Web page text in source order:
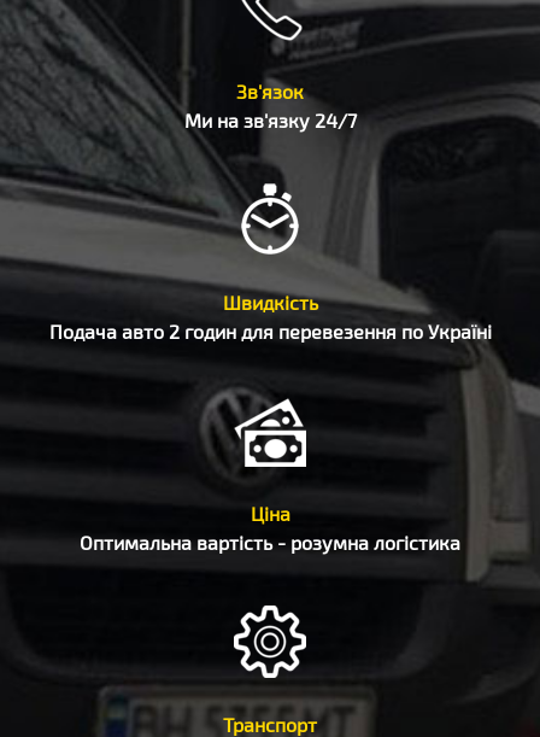
Зв'язок
Ми на зв'язку 24/7
Швидкість
Подача авто 2 годин для перевезення по Україні
Ціна
Оптимальна вартість - розумна логістика
Транспорт